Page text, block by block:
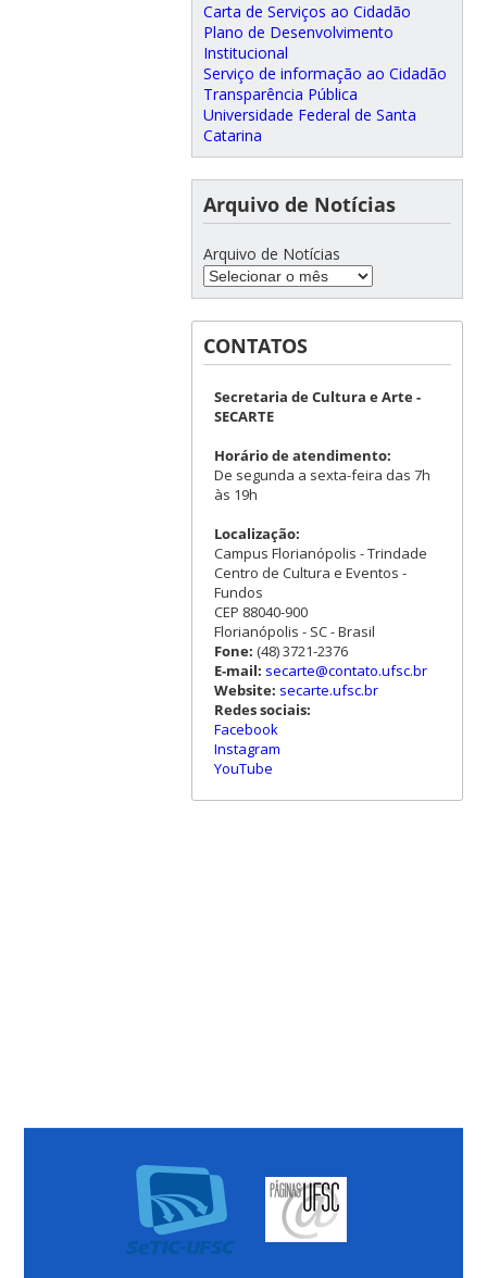
Carta de Serviços ao Cidadão
Plano de Desenvolvimento
Institucional
Serviço de informação ao Cidadão
Transparência Pública
Universidade Federal de Santa
Catarina
Arquivo de Notícias
Arquivo de Notícias
CONTATOS
Secretaria de Cultura e Arte -
SECARTE
Horário de atendimento:
De segunda a sexta-feira das 7h
às 19h
Localização:
Campus Florianópolis - Trindade
Centro de Cultura e Eventos -
Fundos
CEP 88040-900
Florianópolis - SC - Brasil
Fone: (48) 3721-2376
E-mail: secarte@contato.ufsc.br
Website: secarte.ufsc.br
Redes sociais:
Facebook
Instagram
YouTube